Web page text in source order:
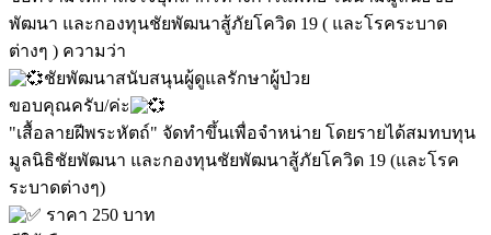
พัฒนา และกองทุนชัยพัฒนาสู้ภัยโควิด 19 ( และโรคระบาด
ต่างๆ ) ความว่า
ชัยพัฒนาสนับสนุนผู้ดูแลรักษาผู้ป่วย
ขอบคุณครับ/ค่ะ
"เสื้อลายฝีพระหัตถ์" จัดทำขึ้นเพื่อจำหน่าย โดยรายได้สมทบทุน
มูลนิธิชัยพัฒนา และกองทุนชัยพัฒนาสู้ภัยโควิด 19 (และโรค
ระบาดต่างๆ)
ราคา 250 บาท